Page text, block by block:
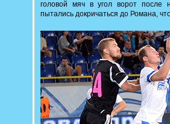
головой мяч в угол ворот после
пытались докричаться до Романа,